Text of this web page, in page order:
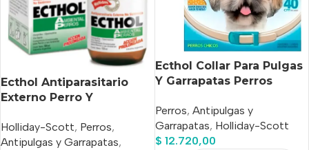
Ecthol Antiparasitario
Externo Perro Y
Holliday-Scott, Perros,
Antipulgas y Garrapatas,
Ecthol Collar Para Pulgas
Y Garrapatas Perros
Perros, Antipulgas y
Garrapatas, Holliday-Scott
$ 12.720,00